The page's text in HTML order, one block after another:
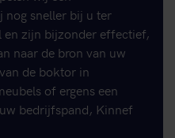
sneller bij u ter
en zijn bijzonder effectief,
naar de bron van uw
de boktor in
of ergens een
bedrijfspand, Kinnef